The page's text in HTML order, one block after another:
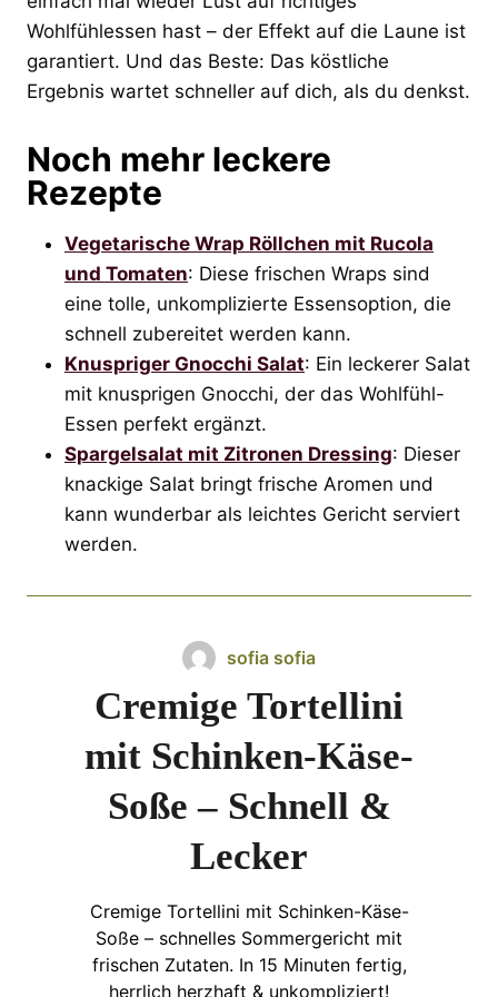
Wohlfühlessen hast – der Effekt auf die Laune ist
garantiert. Und das Beste: Das köstliche
Ergebnis wartet schneller auf dich, als du denkst.
Noch mehr leckere
Rezepte
Vegetarische Wrap Röllchen mit Rucola
und Tomaten: Diese frischen Wraps sind
eine tolle, unkomplizierte Essensoption, die
schnell zubereitet werden kann.
Knuspriger Gnocchi Salat: Ein leckerer Salat
mit knusprigen Gnocchi, der das Wohlfühl-
Essen perfekt ergänzt.
Spargelsalat mit Zitronen Dressing: Dieser
knackige Salat bringt frische Aromen und
kann wunderbar als leichtes Gericht serviert
werden.
sofia sofia
Cremige Tortellini
mit Schinken-Käse-
Soße – Schnell &
Lecker
Cremige Tortellini mit Schinken-Käse-
Soße – schnelles Sommergericht mit
frischen Zutaten. In 15 Minuten fertig,
herrlich herzhaft & unkompliziert!